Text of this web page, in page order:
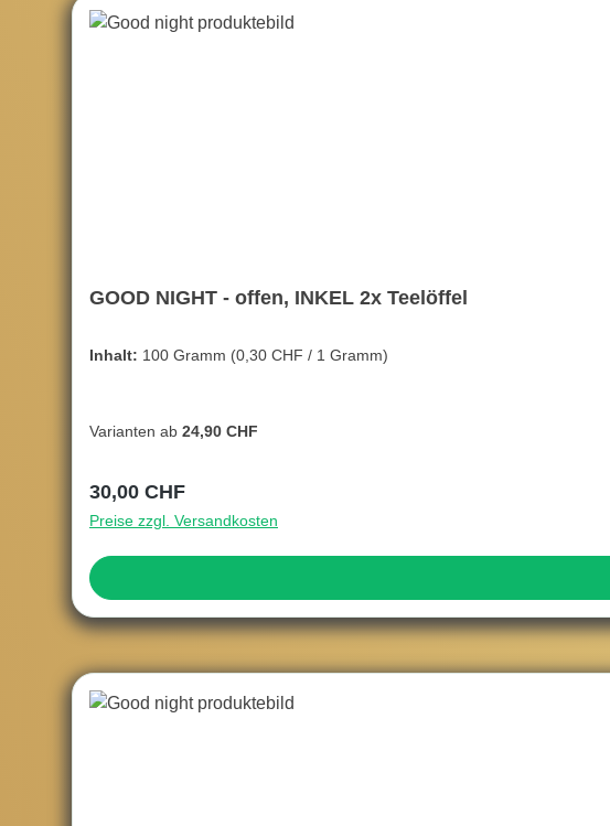
GOOD NIGHT - offen, INKEL 2x Teelöffel
Inhalt: 100 Gramm (0,30 CHF / 1 Gramm)
Varianten ab 24,90 CHF
Regulärer Preis:
30,00 CHF
Preise zzgl. Versandkosten